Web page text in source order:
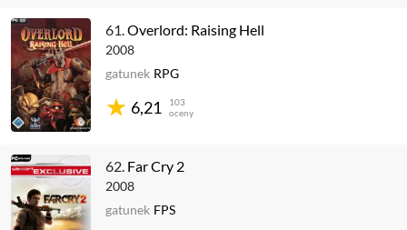
61.Overlord: Raising Hell
2008
6,21
103
oceny
gatunek RPG
62. Far Cry 2
2008
gatunek FPS